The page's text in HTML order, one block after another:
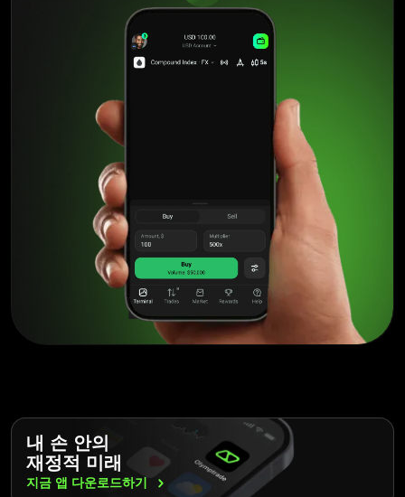
은 계속 진화하며, 트레이더의 여정을 도울 수 있게 설계된
새로운 기능들을 출시하고 있습니다. 트레이더의 성장과 웰
빙에 진심인 플랫폼을 찾고 계시다면, 믿을 수 있는 안정적인
선택지로 Olymptrade를 추천드립니다.
Olymptrade는 지난 10년간 시장에서 혁신을 이끌 고 있는 몇
안되는 회사 중 하나입니다. 지난 몇 년간 Olymptrade는 지
원, 교육, 모든 수준의 트레이더에게 맞는 통찰력을 제공하는
플랫폼으로 진화해왔습니다. 당사의 믿을 수 있는 서비스 덕
분에 수백만 신규 트레이더들이 시장에 진입할 방법을 찾을
수 있었습니다.
지원하는데, 이는 플랫폼이 트레이더의 성장과 배움에 진심
이라는 것을 증명합니다.
더보기
내 손 안의
재정적 미래
지금 앱 다운로드하기